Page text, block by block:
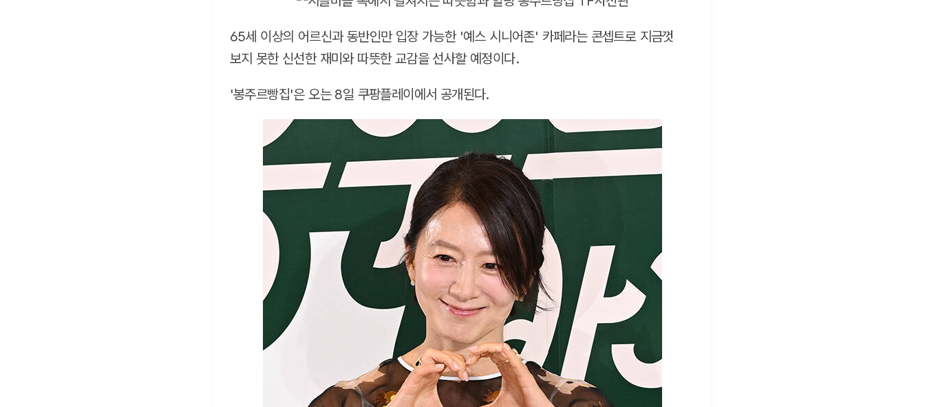
65세 이상의 어르신과 동반인만 입장 가능한 '예스 시니어존' 카페라는 콘셉트로 지금껏
보지 못한 신선한 재미와 따뜻한 교감을 선사할 예정이다.
'봉주르빵집'은 오는 8일 쿠팡플레이에서 공개된다.